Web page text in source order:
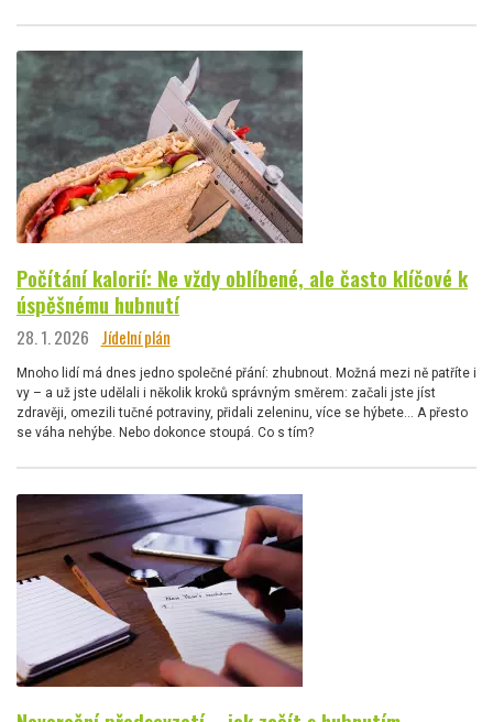
Počítání kalorií: Ne vždy oblíbené, ale často klíčové k
úspěšnému hubnutí
28. 1. 2026 Jídelní plán
Mnoho lidí má dnes jedno společné přání: zhubnout. Možná mezi ně patříte i
vy – a už jste udělali i několik kroků správným směrem: začali jste jíst
zdravěji, omezili tučné potraviny, přidali zeleninu, více se hýbete… A přesto
se váha nehýbe. Nebo dokonce stoupá. Co s tím?